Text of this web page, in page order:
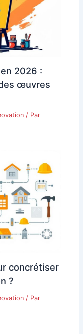
2026 :
œuvres
/ Par
concrétiser
?
/ Par